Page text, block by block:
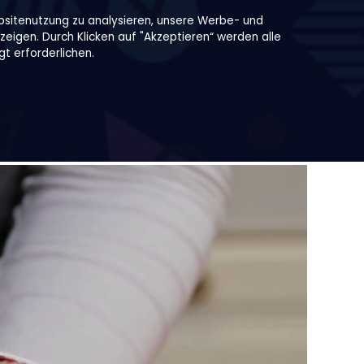
zu analysieren, unsere Werbe- und
Durch Klicken auf "Akzeptieren“ werden alle
erforderlichen.